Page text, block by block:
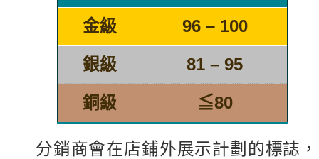
金級 96 – 100
銀級 81 – 95
銅級 ≦80
分銷商會在店鋪外展示計劃的標誌